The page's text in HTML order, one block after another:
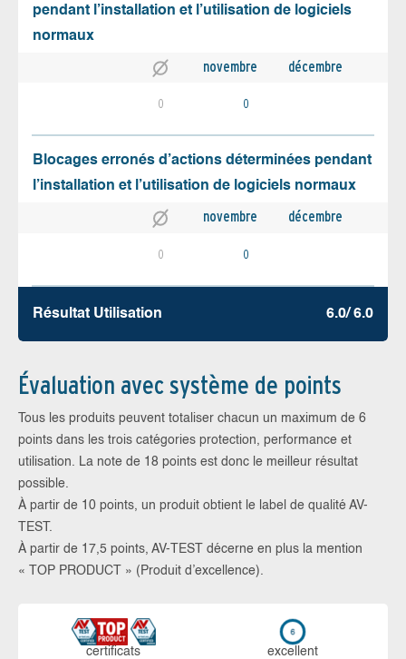
pendant l’installation et l’utilisation de logiciels
normaux
novembre décembre
0 0
Blocages erronés d’actions déterminées pendant
l’installation et l’utilisation de logiciels normaux
novembre décembre
0 0
Résultat Utilisation 6.0/ 6.0
Évaluation avec système de points
Tous les produits peuvent totaliser chacun un maximum de 6
points dans les trois catégories protection, performance et
utilisation. La note de 18 points est donc le meilleur résultat
possible.
À partir de 10 points, un produit obtient le label de qualité AV-
TEST.
À partir de 17,5 points, AV-TEST décerne en plus la mention
« TOP PRODUCT » (Produit d’excellence).
certi­ficats ex­cellent